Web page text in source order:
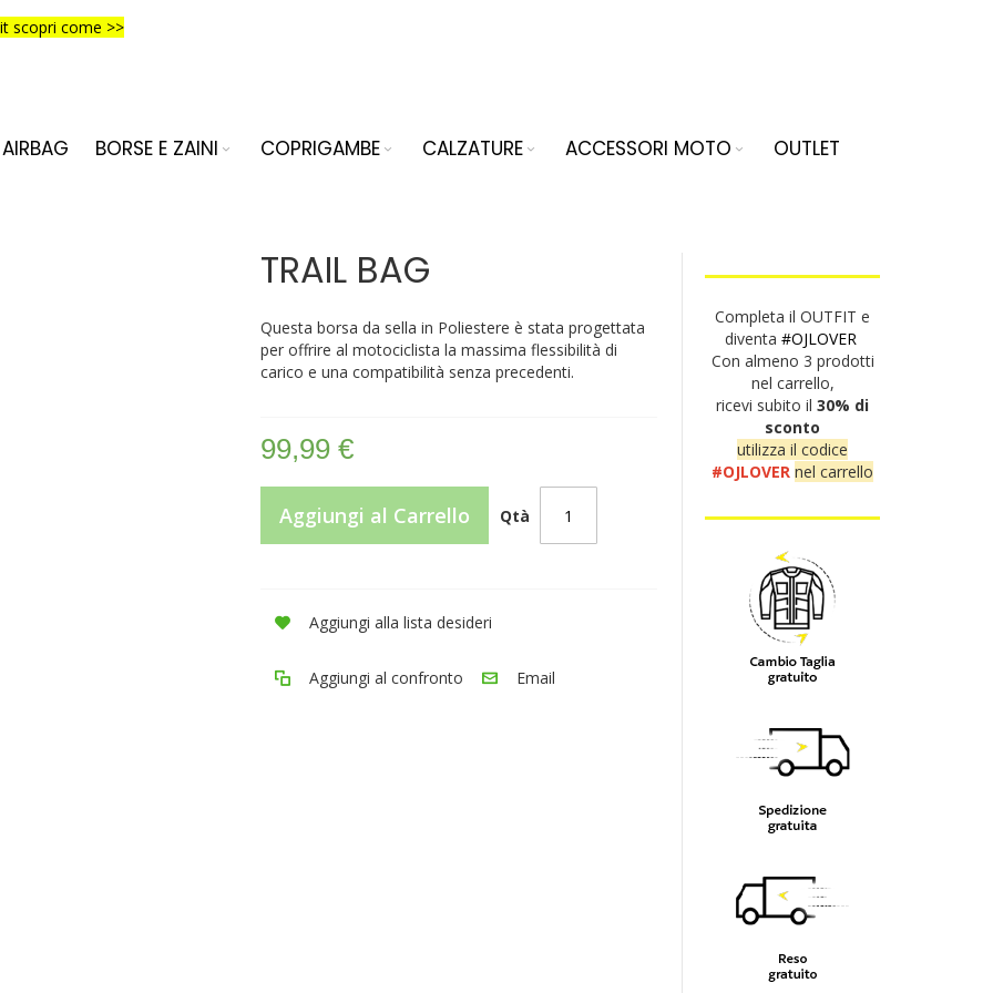
scopri come >>
AIRBAG BORSE E ZAINI COPRIGAMBE CALZATURE ACCESSORI MOTO OUTLET
TRAIL BAG
Questa borsa da sella in Poliestere è stata progettata
per offrire al motociclista la massima flessibilità di
carico e una compatibilità senza precedenti.
99,99 €
Qtà
Aggiungi al Carrello
Aggiungi alla lista desideri
Aggiungi al confronto Email
Completa il OUTFIT e
diventa #OJLOVER
Con almeno 3 prodotti
nel carrello,
ricevi subito il30% di
sconto
utilizza il codice
#OJLOVER nel carrello